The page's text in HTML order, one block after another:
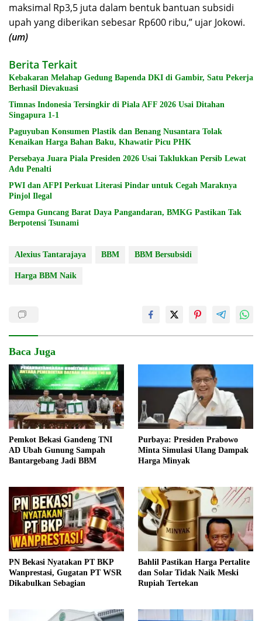
maksimal Rp3,5 juta dalam bentuk bantuan subsidi
upah yang diberikan sebesar Rp600 ribu,” ujar Jokowi.
(um)
Berita Terkait
Kebakaran Melahap Gedung Bapenda DKI di Gambir, Satu Pekerja
Berhasil Dievakuasi
Timnas Indonesia Tersingkir di Piala AFF 2026 Usai Ditahan
Singapura 1-1
Paguyuban Konsumen Plastik dan Benang Nusantara Tolak
Kenaikan Harga Bahan Baku, Khawatir Picu PHK
Persebaya Juara Piala Presiden 2026 Usai Taklukkan Persib Lewat
Adu Penalti
PWI dan AFPI Perkuat Literasi Pindar untuk Cegah Maraknya
Pinjol Ilegal
Gempa Guncang Barat Daya Pangandaran, BMKG Pastikan Tak
Berpotensi Tsunami
Alexius Tantarajaya BBM BBM Bersubsidi
Harga BBM Naik
Baca Juga
Pemkot Bekasi Gandeng TNI
AD Ubah Gunung Sampah
Bantargebang Jadi BBM
Purbaya: Presiden Prabowo
Minta Simulasi Ulang Dampak
Harga Minyak
PN Bekasi Nyatakan PT BKP
Wanprestasi, Gugatan PT WSR
Dikabulkan Sebagian
Bahlil Pastikan Harga Pertalite
dan Solar Tidak Naik Meski
Rupiah Tertekan